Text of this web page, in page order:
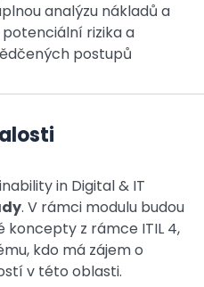
analýzu nákladů a
rizika a
postupů
in Digital & IT
. V rámci modulu budou
z rámce ITIL 4,
kdo má zájem o
v této oblasti.